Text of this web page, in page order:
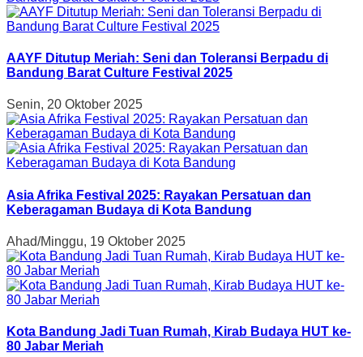
AAYF Ditutup Meriah: Seni dan Toleransi Berpadu di
Bandung Barat Culture Festival 2025
Senin, 20 Oktober 2025
Asia Afrika Festival 2025: Rayakan Persatuan dan
Keberagaman Budaya di Kota Bandung
Ahad/Minggu, 19 Oktober 2025
Kota Bandung Jadi Tuan Rumah, Kirab Budaya HUT ke-
80 Jabar Meriah